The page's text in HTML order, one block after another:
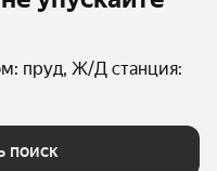
пруд, Ж/Д станция:
поиск